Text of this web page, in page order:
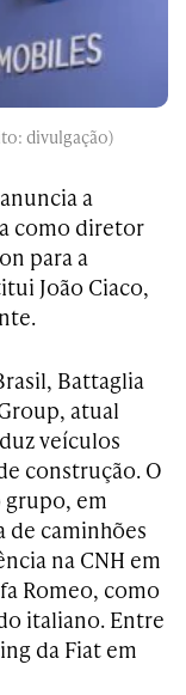
divulgação)
a
como diretor
para a
João Ciaco,
Battaglia
atual
veículos
construção. O
em
caminhões
na CNH em
Romeo, como
italiano. Entre
da Fiat em